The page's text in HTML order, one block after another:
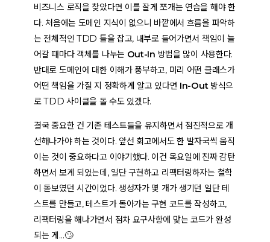
비즈니스 로직을 찾았다면 이를 잘게 쪼개는 연습을 해야 한
다. 처음에는 도메인 지식이 없으니 바깥에서 흐름을 파악하
는 전체적인 TDD 틀을 잡고, 내부로 들어가면서 책임이 늘
어갈 때마다 객체를 나누는 Out-In 방법을 많이 사용한다.
반대로 도메인에 대한 이해가 풍부하고, 미리 어떤 클래스가
어떤 책임을 가질 지 정확하게 알고 있다면 In-Out 방식으
로 TDD 사이클을 돌 수도 있겠다.
결국 중요한 건기존 테스트들을 유지하면서 점진적으로 개
선해나가야 하는 것이다. 앞선 회고에서도 한 발자국씩 움직
이는 것이 중요하다고 이야기했다. 이건 목요일에 진짜 감탄
하면서 보게 되었는데, 일단 구현하고 리팩터링하자는 철학
이 돋보였던 시간이었다. 생성자가 몇 개가 생기던 일단 테
스트를 만들고, 테스트가 돌아가는 구현 코드를 작성하고,
리팩터링을 해나가면서 점차 요구사항에 맞는 코드가 완성
되는 게…🙄